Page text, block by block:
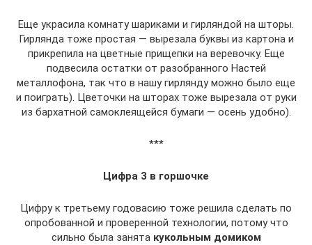
Еще украсила комнату шариками и гирляндой на шторы.
Гирлянда тоже простая — вырезала буквы из картона и
прикрепила на цветные прищепки на веревочку. Еще
подвесила остатки от разобранного Настей
металлофона, так что в нашу гирлянду можно было еще
и поиграть). Цветочки на шторах тоже вырезала от руки
из бархатной самоклеящейся бумаги — осень удобно).
***
Цифра 3 в горшочке
Цифру к третьему годовасию тоже решила сделать по
опробованной и проверенной технологии, потому что
сильно была занята кукольным домиком